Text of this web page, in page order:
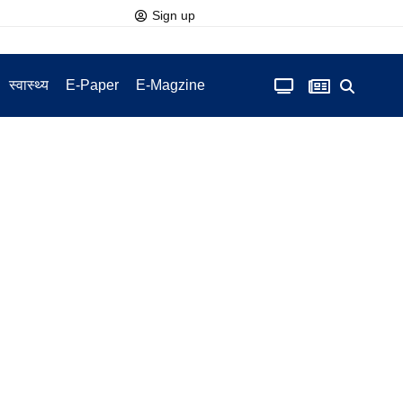
Sign up
स्वास्थ्य E-Paper E-Magzine